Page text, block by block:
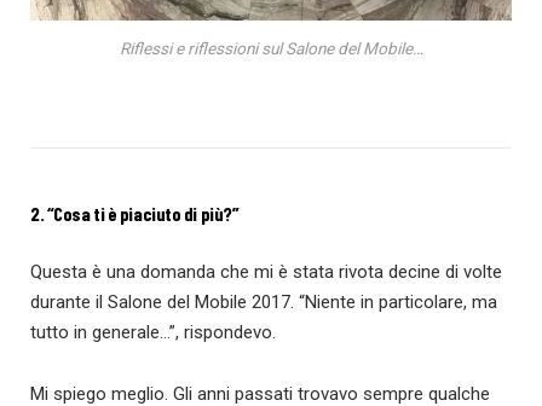
Riflessi e riflessioni sul Salone del Mobile…
2. “Cosa ti è piaciuto di più?”
Questa è una domanda che mi è stata rivota decine di volte
durante il Salone del Mobile 2017. “Niente in particolare, ma
tutto in generale…”, rispondevo.
Mi spiego meglio. Gli anni passati trovavo sempre qualche